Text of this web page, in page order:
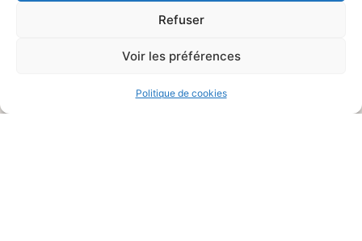
Refuser
Voir les préférences
Politique de cookies
QUESTIONS FRÉQUENTES
LE SAVOIR CACAO